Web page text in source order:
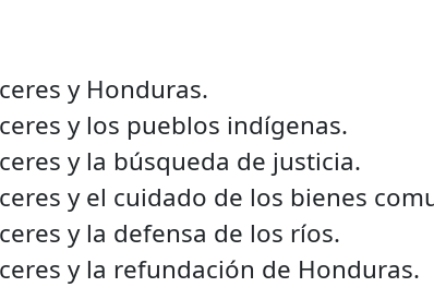
y Honduras.
y los pueblos indígenas.
y la búsqueda de justicia.
y el cuidado de los bienes
y la defensa de los ríos.
y la refundación de Honduras.